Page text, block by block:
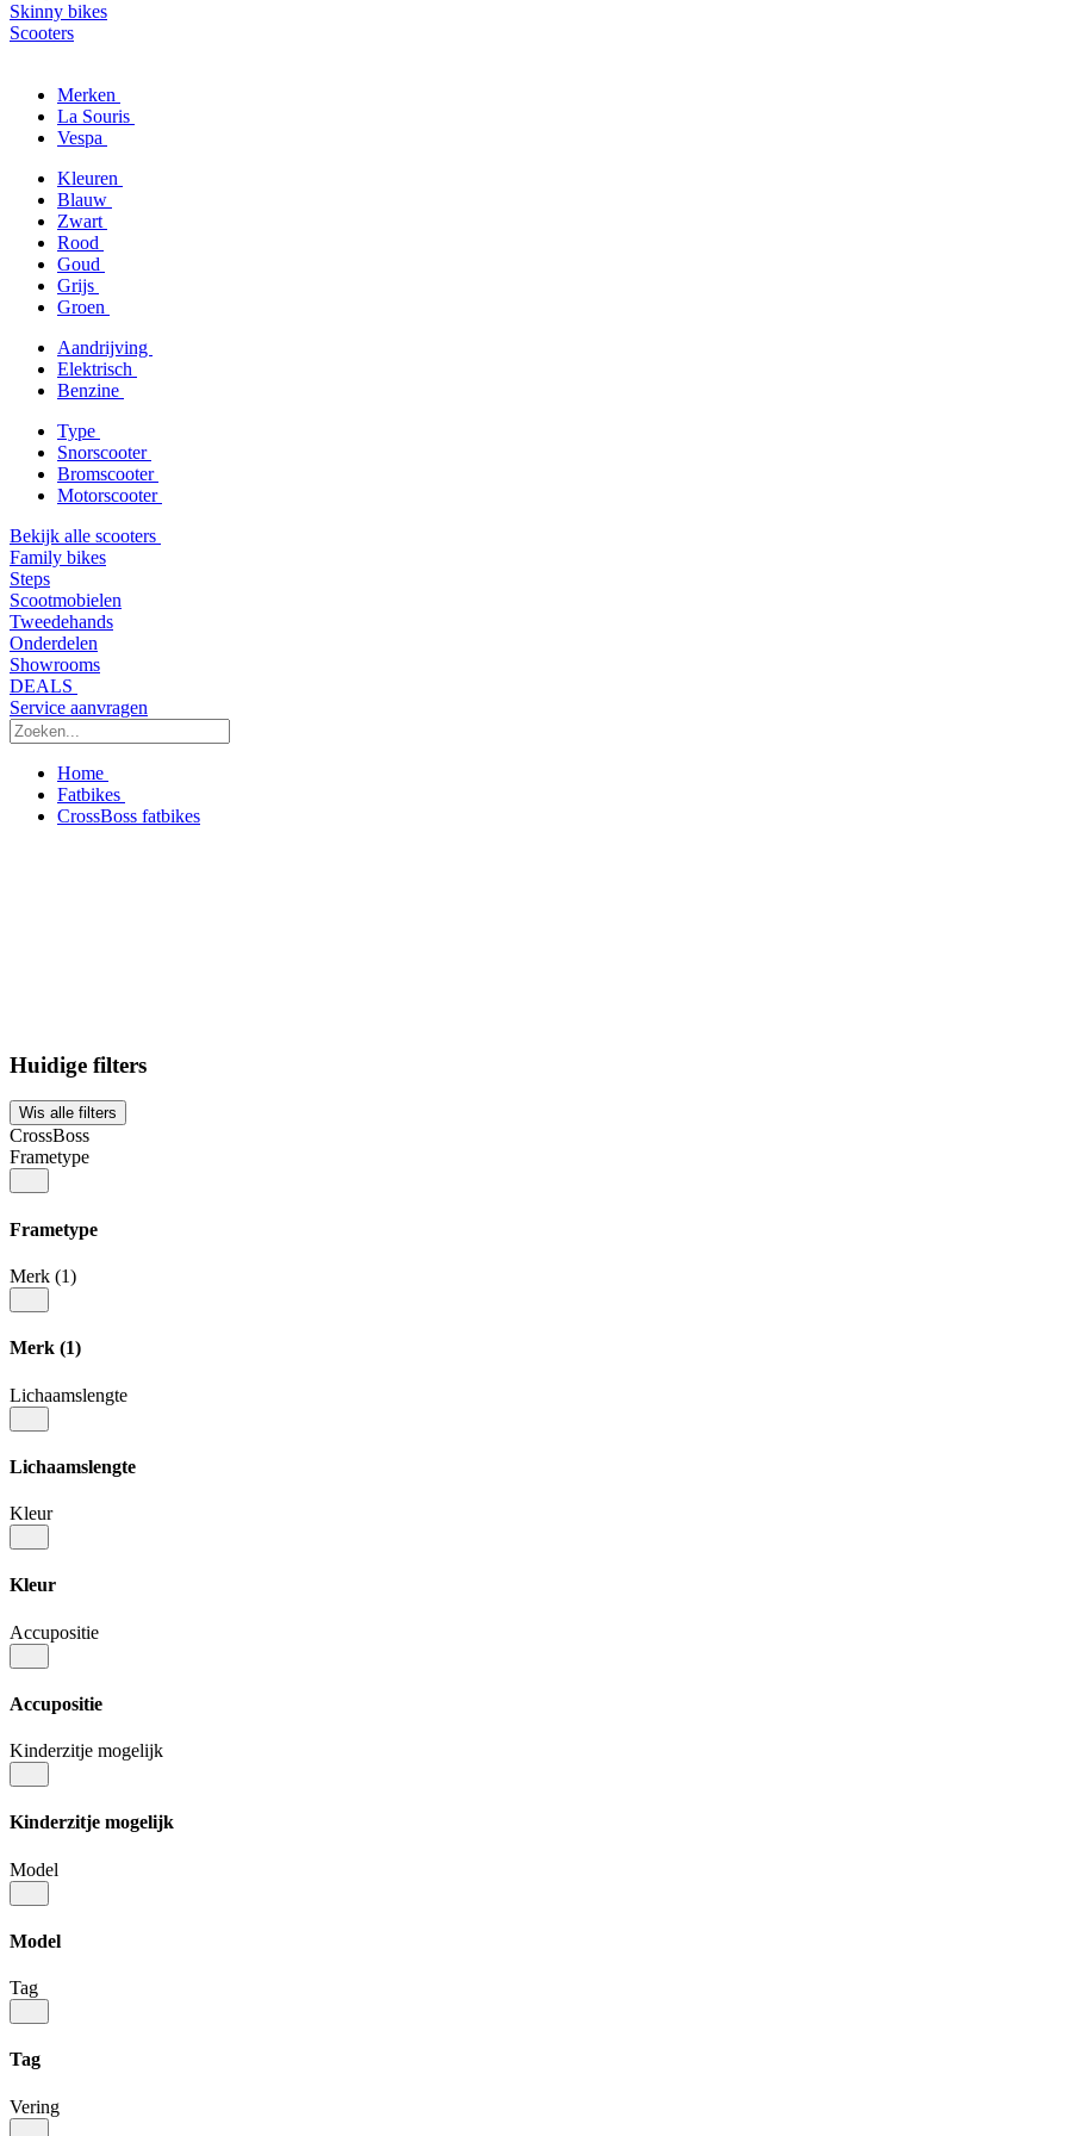
Skinny bikes
Scooters
Merken
La Souris
Vespa
Kleuren
Blauw
Zwart
Rood
Goud
Grijs
Groen
Aandrijving
Elektrisch
Benzine
Type
Snorscooter
Bromscooter
Motorscooter
Bekijk alle scooters
Family bikes
Steps
Scootmobielen
Tweedehands
Onderdelen
Showrooms
DEALS
Service aanvragen
Home
Fatbikes
CrossBoss fatbikes
Huidige filters
Wis alle filters
CrossBoss
Frametype
Frametype
Merk (1)
Merk (1)
Lichaamslengte
Lichaamslengte
Kleur
Kleur
Accupositie
Accupositie
Kinderzitje mogelijk
Kinderzitje mogelijk
Model
Model
Tag
Tag
Vering